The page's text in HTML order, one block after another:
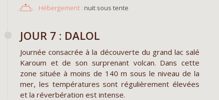
Hébergement : nuit sous tente
JOUR 7 : DALOL
Journée consacrée à la découverte du grand lac salé
Karoum et de son surprenant volcan. Dans cette
zone située à moins de 140 m sous le niveau de la
mer, les températures sont régulièrement élevées
et la réverbération est intense.